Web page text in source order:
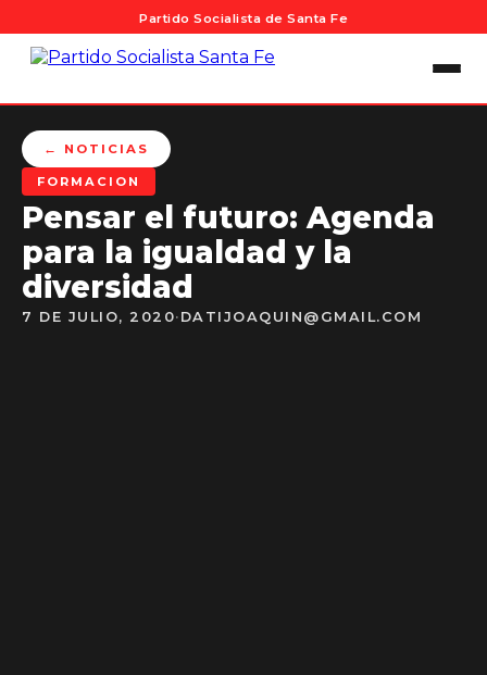
Partido Socialista de Santa Fe
← NOTICIAS
FORMACION
Pensar el futuro: Agenda
para la igualdad y la
diversidad
7 DE JULIO, 2020· DATIJOAQUIN@GMAIL.COM